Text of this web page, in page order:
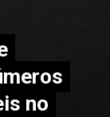
no
no